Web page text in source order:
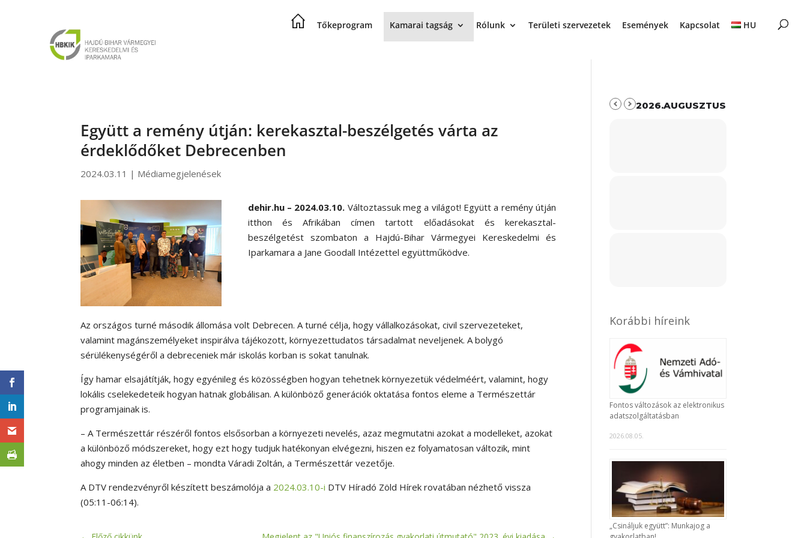
Tőkeprogram Kamarai tagság Rólunk Területi szervezetek Események Kapcsolat HU
Együtt a remény útján: kerekasztal-beszélgetés várta az
érdeklődőket Debrecenben
2024.03.11 | Médiamegjelenések
dehir.hu – 2024.03.10. Változtassuk meg a világot! Együtt a remény útján
itthon és Afrikában címen tartott előadásokat és kerekasztal-
beszélgetést szombaton a Hajdú-Bihar Vármegyei Kereskedelmi és
Iparkamara a Jane Goodall Intézettel együttműködve.
Az országos turné második állomása volt Debrecen. A turné célja, hogy vállalkozásokat, civil szervezeteket,
valamint magánszemélyeket inspirálva tájékozott, környezettudatos társadalmat neveljenek. A bolygó
sérülékenységéről a debreceniek már iskolás korban is sokat tanulnak.
Így hamar elsajátítják, hogy egyénileg és közösségben hogyan tehetnek környezetük védelméért, valamint, hogy
lokális cselekedeteik hogyan hatnak globálisan. A különböző generációk oktatása fontos eleme a Természettár
programjainak is.
– A Természettár részéről fontos elsősorban a környezeti nevelés, azaz megmutatni azokat a modelleket, azokat
a különböző módszereket, hogy ezt hogy tudjuk hatékonyan elvégezni, hiszen ez folyamatosan változik, mint
ahogy minden az életben – mondta Váradi Zoltán, a Természettár vezetője.
A DTV rendezvényről készített beszámolója a 2024.03.10-i DTV Híradó Zöld Hírek rovatában nézhető vissza
(05:11-06:14).
2026.AUGUSZTUS
Korábbi híreink
Fontos változások az elektronikus
adatszolgáltatásban
2026.08.05.
„Csináljuk együtt”: Munkajog a